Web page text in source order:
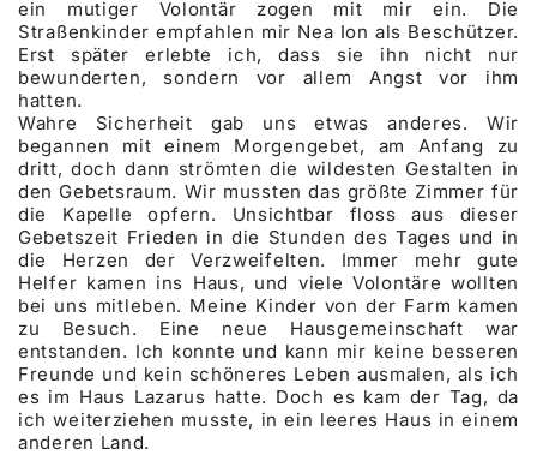
ein mutiger Volontär zogen mit mir ein. Die
Straßenkinder empfahlen mir Nea Ion als Beschützer.
Erst später erlebte ich, dass sie ihn nicht nur
bewunderten, sondern vor allem Angst vor ihm
hatten.
Wahre Sicherheit gab uns etwas anderes. Wir
begannen mit einem Morgengebet, am Anfang zu
dritt, doch dann strömten die wildesten Gestalten in
den Gebetsraum. Wir mussten das größte Zimmer für
die Kapelle opfern. Unsichtbar floss aus dieser
Gebetszeit Frieden in die Stunden des Tages und in
die Herzen der Verzweifelten. Immer mehr gute
Helfer kamen ins Haus, und viele Volontäre wollten
bei uns mitleben. Meine Kinder von der Farm kamen
zu Besuch. Eine neue Hausgemeinschaft war
entstanden. Ich konnte und kann mir keine besseren
Freunde und kein schöneres Leben ausmalen, als ich
es im Haus Lazarus hatte. Doch es kam der Tag, da
ich weiterziehen musste, in ein leeres Haus in einem
anderen Land.